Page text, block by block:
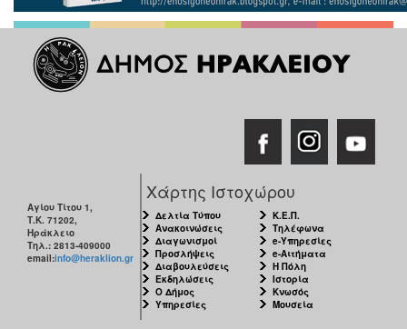
Αγίου Τίτου 1,
Τ.Κ. 71202,
Ηράκλειο
Τηλ.: 2813-409000
email:info@heraklion.gr
Χάρτης Ιστοχώρου
Δελτία Τύπου
Ανακοινώσεις
Διαγωνισμοί
Προσλήψεις
Διαβουλεύσεις
Εκδηλώσεις
Ο Δήμος
Υπηρεσίες
Κ.Ε.Π.
Τηλέφωνα
e-Υπηρεσίες
e-Αιτήματα
Η Πόλη
Ιστορία
Κνωσός
Μουσεία